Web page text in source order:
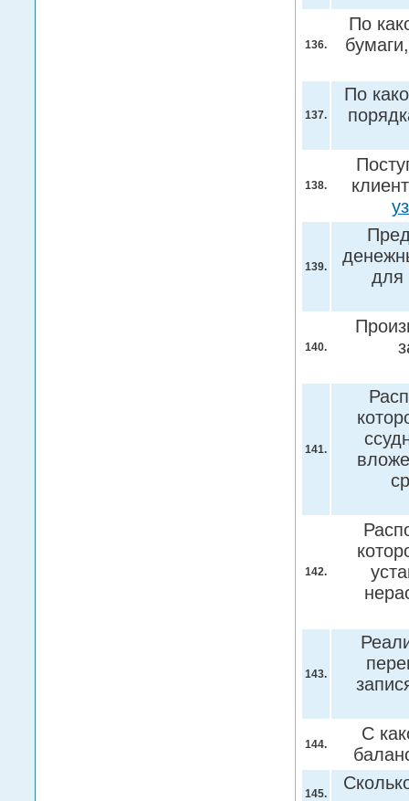
136.
По
137.
По
138.
139.
для
140.
141.
142.
143.
144.
С
145.